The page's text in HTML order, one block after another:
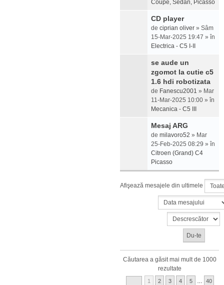
Coupe, Sedan, Picasso
CD player
de ciprian oliver » Sâm
15-Mar-2025 19:47 » în
Electrica - C5 I-II
se aude un
zgomot la cutie c5
1.6 hdi robotizata
de Fanescu2001 » Mar
11-Mar-2025 10:00 » în
Mecanica - C5 III
Mesaj ARG
de milavoro52 » Mar
25-Feb-2025 08:29 » în
Citroen (Grand) C4
Picasso
Afişează mesajele din ultimele
Căutarea a găsit mai mult de 1000
rezultate
1 2 3 4 5 40